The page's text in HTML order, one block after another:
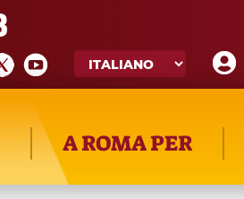
A ROMA PER